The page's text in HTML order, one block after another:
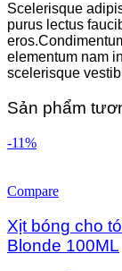
Scelerisque
purus lectus
elementum nam
scelerisque
Sản phẩm
-11%
Compare
Xịt bóng cho
Blonde 100ML